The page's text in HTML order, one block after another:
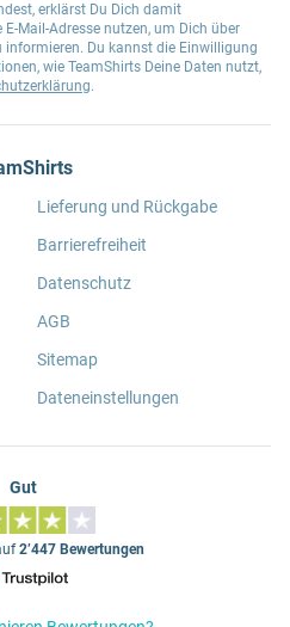
erklärst Du Dich damit
Mail-Adresse nutzen, um Dich über
informieren. Du kannst die Einwilligung
wie TeamShirts Deine Daten nutzt,
.
Lieferung und Rückgabe
Barrierefreiheit
Datenschutz
AGB
Sitemap
Dateneinstellungen
Gut
2’447 Bewertungen